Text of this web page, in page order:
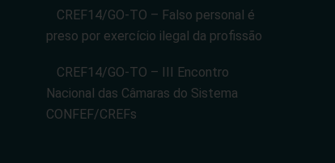
CREF14/GO-TO – Falso personal é
preso por exercício ilegal da profissão
CREF14/GO-TO – III Encontro
Nacional das Câmaras do Sistema
CONFEF/CREFs